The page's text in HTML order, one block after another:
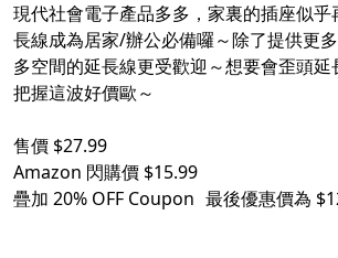
現代社會電子產品多多，家裏的插座似乎
長線成為居家/辦公必備囉～除了提供更
多空間的延長線更受歡迎～想要會歪頭
把握這波好價歐～
售價 $27.99
Amazon 閃購價 $15.99
疊加 20% OFF Coupon 最後優惠價為